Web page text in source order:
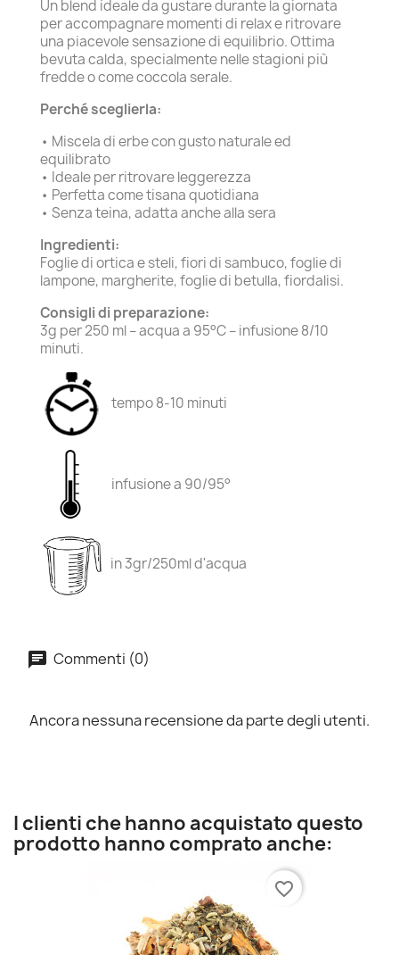
Un blend ideale da gustare durante la giornata
per accompagnare momenti di relax e ritrovare
una piacevole sensazione di equilibrio. Ottima
bevuta calda, specialmente nelle stagioni più
fredde o come coccola serale.
Perché sceglierla:
• Miscela di erbe con gusto naturale ed
equilibrato
• Ideale per ritrovare leggerezza
• Perfetta come tisana quotidiana
• Senza teina, adatta anche alla sera
Ingredienti:
Foglie di ortica e steli, fiori di sambuco, foglie di
lampone, margherite, foglie di betulla, fiordalisi.
Consigli di preparazione:
3g per 250 ml – acqua a 95°C – infusione 8/10
minuti.
tempo 8-10 minuti
infusione a 90/95°
in 3gr/250ml d'acqua
Commenti (0)
Ancora nessuna recensione da parte degli utenti.
I clienti che hanno acquistato questo
prodotto hanno comprato anche:
favorite_border